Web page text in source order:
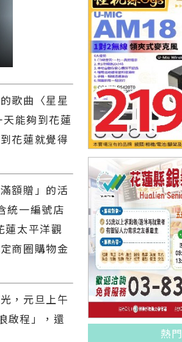
歌曲〈星星
能夠到花蓮
花蓮就覺得
額贈」的活
統一編號店
太平洋觀
商圈購物金
，元旦上午
啟程」，還
熱